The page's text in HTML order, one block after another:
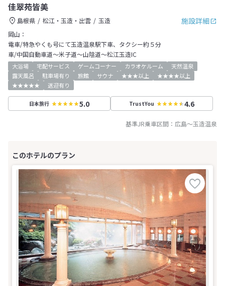
佳翠苑皆美
施設詳細
島根県 松江・玉造・出雲
玉造
岡山：
電車/特急やくも号にて玉造温泉駅下車、タクシー約５分
車/中国自動車道～米子道～山陰道～松江玉造IC
大浴場 宅配サービス ゲームコーナー カラオケルーム
天然温泉
露天風呂
駐車場有り 旅館 サウナ ★★★以上
★★★★以上
★★★★★
送迎有り
日本旅行 5.0 TrustYou 4.6
基準JR乗車区間： 広島～玉造温泉